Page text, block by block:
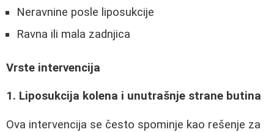
Neravnine posle liposukcije
Ravna ili mala zadnjica
Vrste intervencija
1. Liposukcija kolena i unutrašnje strane butina
Ova intervencija se često spominje kao rešenje za